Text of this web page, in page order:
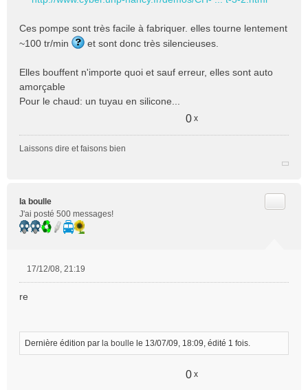
Ces pompe sont très facile à fabriquer. elles tourne lentement
~100 tr/min
et sont donc très silencieuses.
Elles bouffent n'importe quoi et sauf erreur, elles sont auto
amorçable
Pour le chaud: un tuyau en silicone...
0 x
Laissons dire et faisons bien
la boulle
J'ai posté 500 messages!
s
g
e
17/12/08, 21:19
re
Dernière édition par la boulle le 13/07/09, 18:09, édité 1 fois.
0 x